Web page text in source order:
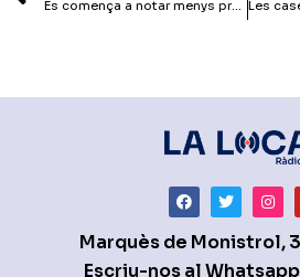
Es comença a notar menys presència de mosca blanca a Les Costes
Marquès de Monistrol,
Escriu-nos al Whatsapp